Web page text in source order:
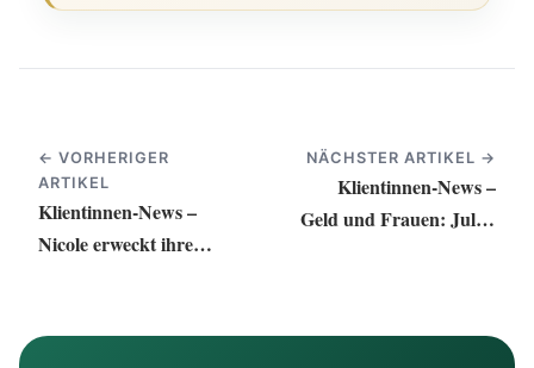
← VORHERIGER
ARTIKEL
Klientinnen-News –
Nicole erweckt ihre
NÄCHSTER ARTIKEL →
Klientinnen-News –
Geld und Frauen: Julies